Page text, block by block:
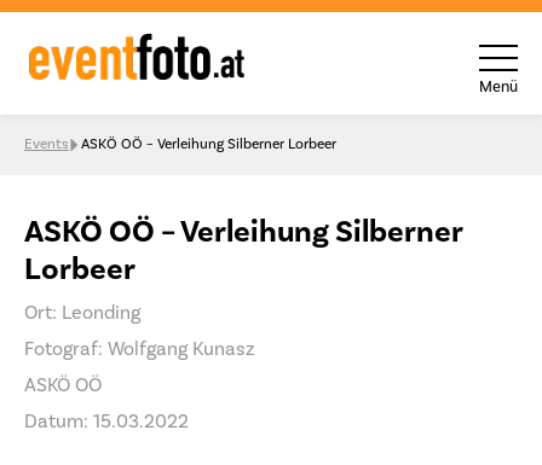
Skip to content
Menü
Events ASKÖ OÖ – Verleihung Silberner Lorbeer
ASKÖ OÖ – Verleihung Silberner
Lorbeer
Ort: Leonding
Fotograf: Wolfgang Kunasz
ASKÖ OÖ
Datum: 15.03.2022